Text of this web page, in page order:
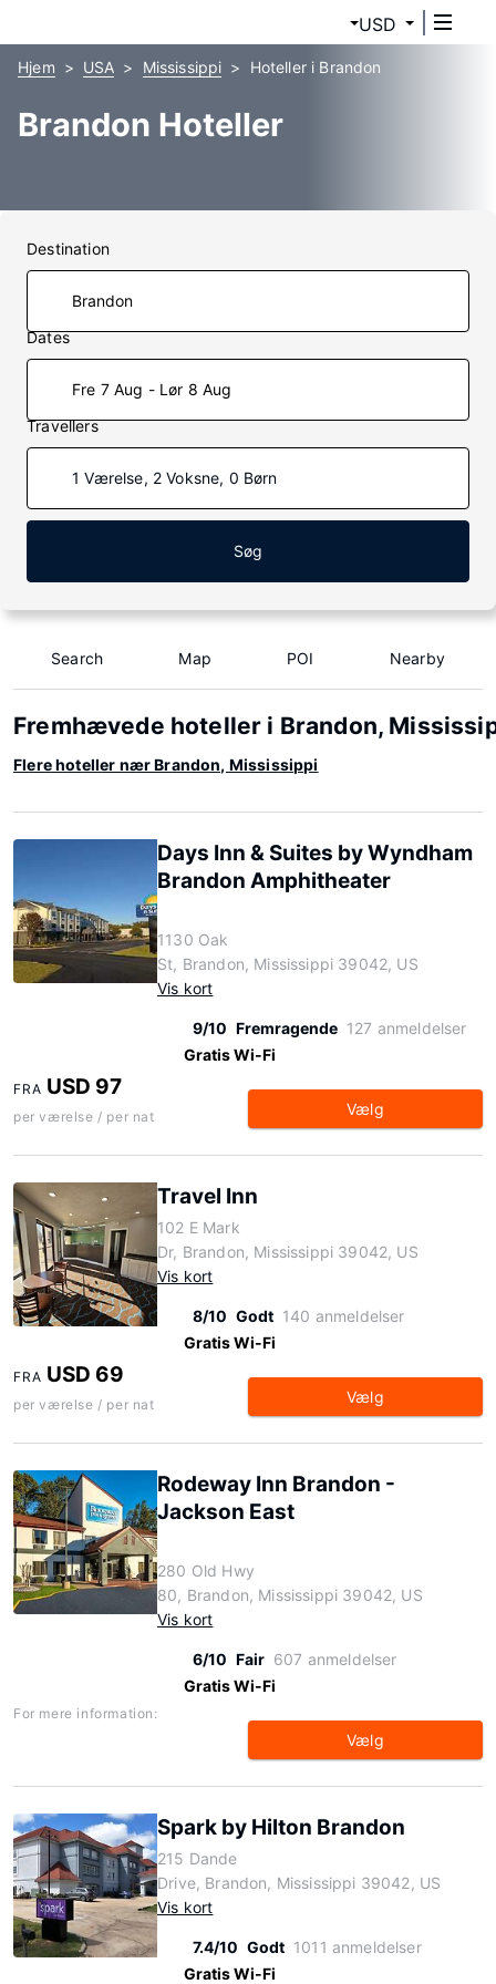
USD
Hjem USA Mississippi Hoteller i Brandon
Brandon Hoteller
Destination
Dates
Fre 7 Aug - Lør 8 Aug
Travellers
1 Værelse, 2 Voksne, 0 Børn
Søg
Search Map POI Nearby
Fremhævede hoteller i Brandon,
Flere hoteller nær Brandon, Mississippi
Days Inn & Suites by Wyndham
Brandon Amphitheater
1130 Oak
St, Brandon, Mississippi 39042, US
Vis kort
9/10 Fremragende 127 anmeldelser
Gratis Wi-Fi
FRA USD 97
per værelse / per nat Vælg
Travel Inn
102 E Mark
Dr, Brandon, Mississippi 39042, US
Vis kort
8/10 Godt 140 anmeldelser
Gratis Wi-Fi
FRA USD 69
per værelse / per nat Vælg
Rodeway Inn Brandon -
Jackson East
280 Old Hwy
80, Brandon, Mississippi 39042, US
Vis kort
6/10 Fair 607 anmeldelser
Gratis Wi-Fi
For mere information:
Vælg
Spark by Hilton Brandon
215 Dande
Drive, Brandon, Mississippi 39042, US
Vis kort
7.4/10 Godt 1011 anmeldelser
Gratis Wi-Fi